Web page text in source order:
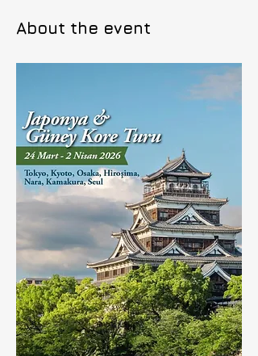
About the event